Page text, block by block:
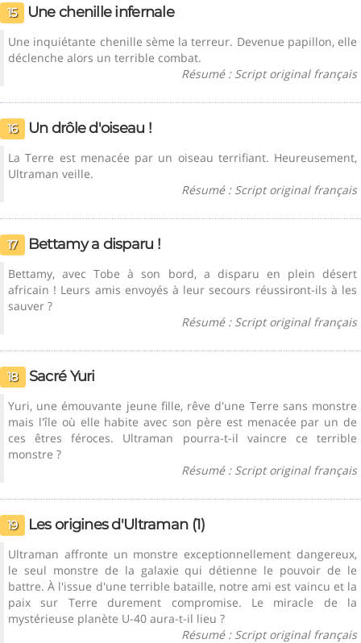
15 Une chenille infernale
Une inquiétante chenille sème la terreur. Devenue papillon, elle
déclenche alors un terrible combat.
Résumé : Script original français
16 Un drôle d'oiseau !
La Terre est menacée par un oiseau terrifiant. Heureusement,
Ultraman veille.
Résumé : Script original français
17 Bettamy a disparu !
Bettamy, avec Tobe à son bord, a disparu en plein désert
africain ! Leurs amis envoyés à leur secours réussiront-ils à les
sauver ?
Résumé : Script original français
18 Sacré Yuri
Yuri, une émouvante jeune fille, rêve d'une Terre sans monstre
mais l'île où elle habite avec son père est menacée par un de
ces êtres féroces. Ultraman pourra-t-il vaincre ce terrible
monstre ?
Résumé : Script original français
19 Les origines d'Ultraman (1)
Ultraman affronte un monstre exceptionnellement dangereux,
le seul monstre de la galaxie qui détienne le pouvoir de le
battre. À l'issue d'une terrible bataille, notre ami est vaincu et la
paix sur Terre durement compromise. Le miracle de la
mystérieuse planète U-40 aura-t-il lieu ?
Résumé : Script original français